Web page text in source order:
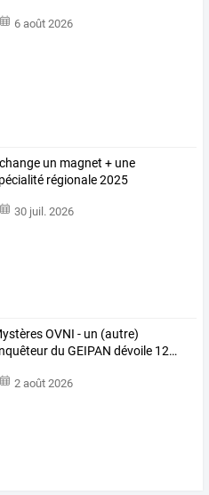
6 août 2026
un magnet + une
régionale 2025
30 juil. 2026
OVNI - un (autre)
du GEIPAN dévoile 12…
2 août 2026